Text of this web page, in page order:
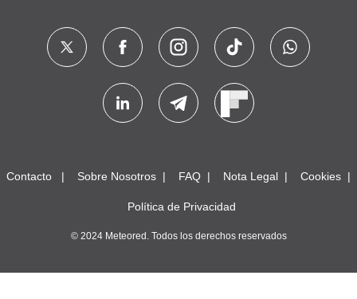
Contacto Sobre Nosotros FAQ Nota Legal Cookies
Política de Privacidad
© 2024 Meteored. Todos los derechos reservados